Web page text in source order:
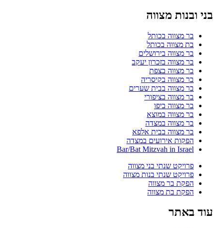
בני ובנות מצווה
בר מצווה בכותל
בת מצווה בכותל
בר מצווה בירושלים
בר מצווה בזכרון יעקב
בר מצווה בצפת
בר מצווה בקיסריה
בר מצווה בבית שערים
בר מצווה בציפורי
בר מצווה ביפו
בר מצווה במוצא
בר מצווה במצדה
בר מצווה בבית אלפא
הפקות אירועים במצדה
Bar/Bat Mitzvah in Israel
פרויקט שנתי בני מצווה
פרויקט שנתי בנות מצווה
הפקת בר מצווה
הפקת בת מצווה
עוד באתר